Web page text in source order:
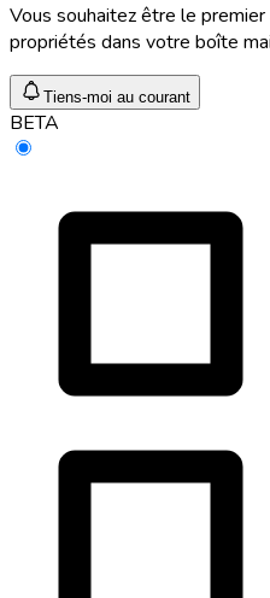
Vous souhaitez être le
propriétés dans votre boîte
Tiens-moi au courant
BETA